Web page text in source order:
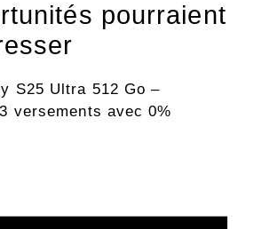
pourraient
S25 Ultra 512 Go –
versements avec 0%